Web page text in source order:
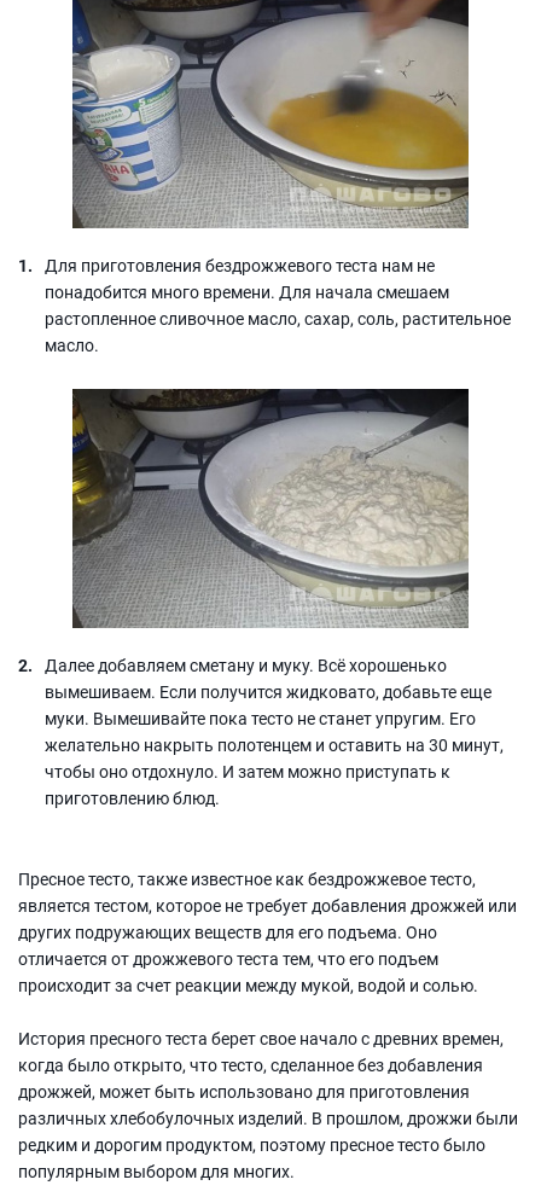
Для приготовления бездрожжевого теста нам не
понадобится много времени. Для начала смешаем
растопленное сливочное масло, сахар, соль, растительное
масло.
Далее добавляем сметану и муку. Всё хорошенько
вымешиваем. Если получится жидковато, добавьте еще
муки. Вымешивайте пока тесто не станет упругим. Его
желательно накрыть полотенцем и оставить на 30 минут,
чтобы оно отдохнуло. И затем можно приступать к
приготовлению блюд.
Пресное тесто, также известное как бездрожжевое тесто,
является тестом, которое не требует добавления дрожжей или
других подружающих веществ для его подъема. Оно
отличается от дрожжевого теста тем, что его подъем
происходит за счет реакции между мукой, водой и солью.
История пресного теста берет свое начало с древних времен,
когда было открыто, что тесто, сделанное без добавления
дрожжей, может быть использовано для приготовления
различных хлебобулочных изделий. В прошлом, дрожжи были
редким и дорогим продуктом, поэтому пресное тесто было
популярным выбором для многих.